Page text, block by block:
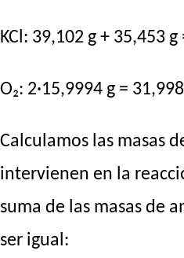
KCl: 39,102 g + 35,453 g
O₂: 2·15,9994 g =
Calculamos las masas
intervienen en la
suma de las masas de
ser igual: